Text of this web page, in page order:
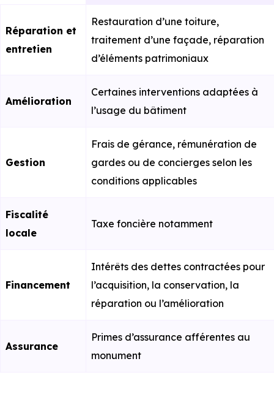
Réparation et
entretien
Restauration d’une toiture,
traitement d’une façade, réparation
d’éléments patrimoniaux
Amélioration
Certaines interventions adaptées à
l’usage du bâtiment
Gestion
Frais de gérance, rémunération de
gardes ou de concierges selon les
conditions applicables
Fiscalité
locale
Taxe foncière notamment
Financement
Intérêts des dettes contractées pour
l’acquisition, la conservation, la
réparation ou l’amélioration
Assurance
Primes d’assurance afférentes au
monument